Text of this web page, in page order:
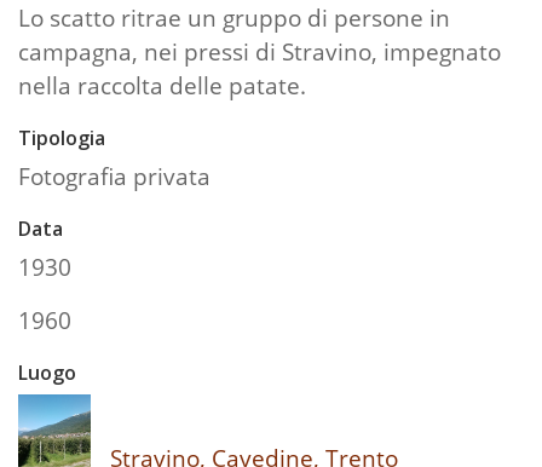
Lo scatto ritrae un gruppo di persone in
campagna, nei pressi di Stravino, impegnato
nella raccolta delle patate.
Tipologia
Fotografia privata
Data
1930
1960
Luogo
Stravino, Cavedine, Trento